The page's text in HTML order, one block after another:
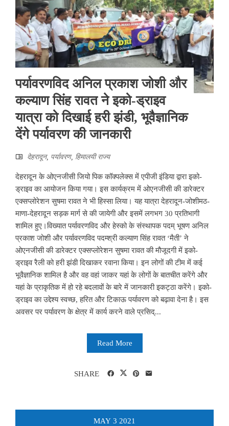
पर्यावरणविद अनिल प्रकाश जोशी और
कल्याण सिंह रावत ने इको-ड्राइव
यात्रा को दिखाई हरी झंडी, भूवैज्ञानिक
देंगे पर्यावरण की जानकारी
देहरादून, पर्यावरण, हिमालयी राज्य
देहरादून के ओएनजीसी जियो पिक कॉक्पलेक्स में एपीजी इंडिया द्वारा इको-
ड्राइव का आयोजन किया गया। इस कार्यक्रम में ओएनजीसी की डारेक्टर
एक्सप्लोरेशन सुषमा रावत ने भी हिस्सा लिया। यह यात्रा देहरादून-जोशीमठ-
माणा-देहरादून सड़क मार्ग से की जायेगी और इसमें लगभग 30 प्रतिभागी
शामिल हुए।विख्यात पर्यावरणविद और हेस्को के संस्थापक पदम् भूषण अनिल
प्रकाश जोशी और पर्यावरणविद पदम्श्री कल्याण सिंह रावत ‘मैती’ ने
ओएनजीसी की डारेक्टर एक्सप्लोरेशन सुषमा रावत की मौजूदगी में इको-
ड्राइव रैली को हरी झंडी दिखाकर रवाना किया। इन लोगों की टीम में कई
भूवैज्ञानिक शामिल है और वह वहां जाकर यहां के लोगों के बातचीत करेंगे और
यहां के प्राकृतिक में हो रहे बदलावों के बारे में जानकारी इकट्ठा करेंगे। इको-
ड्राइव का उद्देश्य स्वच्छ, हरित और टिकाऊ पर्यावरण को बढ़ावा देना है। इस
अवसर पर पर्यावरण के क्षेत्र में कार्य करने वाले प्रसिद्...
Read More
SHARE
MAY 3 2021